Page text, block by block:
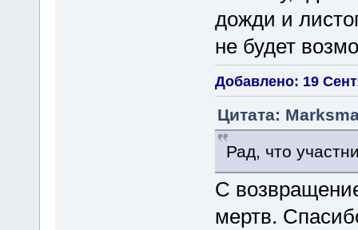
дожди и
не будет
Добавлено: 19
Цитата:
Рад, что
С
мертв.